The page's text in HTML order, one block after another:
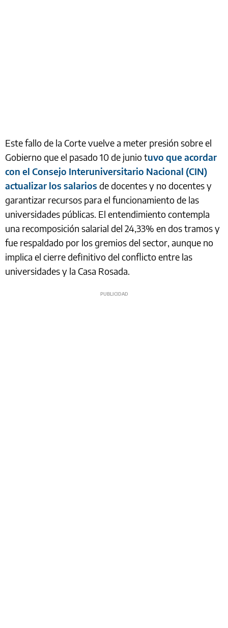
Este fallo de la Corte vuelve a meter presión sobre el
Gobierno que el pasado 10 de junio tuvo que acordar
con el Consejo Interuniversitario Nacional (CIN)
actualizar los salarios de docentes y no docentes y
garantizar recursos para el funcionamiento de las
universidades públicas. El entendimiento contempla
una recomposición salarial del 24,33% en dos tramos y
fue respaldado por los gremios del sector, aunque no
implica el cierre definitivo del conflicto entre las
universidades y la Casa Rosada.